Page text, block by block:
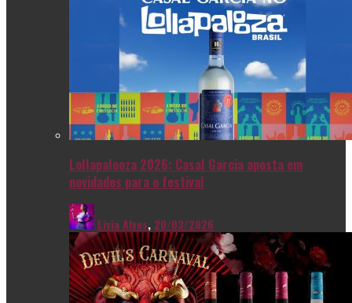
Lollapalooza 2026: Casal Garcia aposta em
novidades para o festival
Livia Alves, 20/03/2026